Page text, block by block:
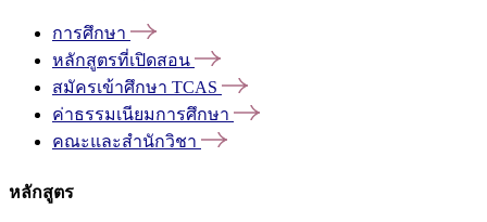
การศึกษา
หลักสูตรที่เปิดสอน
สมัครเข้าศึกษา TCAS
ค่าธรรมเนียมการศึกษา
คณะและสำนักวิชา
หลักสูตร